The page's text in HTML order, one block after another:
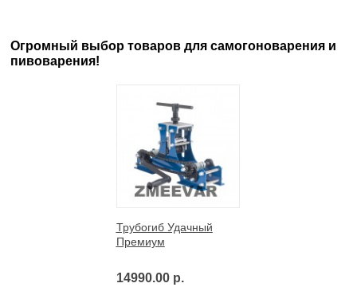
Огромный выбор товаров для самогоноварения и
пивоварения!
Трубогиб Удачный
Премиум
14990.00 р.